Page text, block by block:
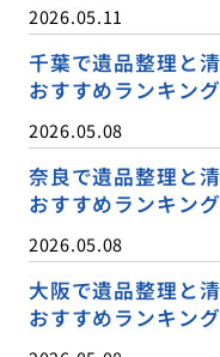
2026.05.11
千葉で遺品整理と
おすすめランキン
2026.05.08
奈良で遺品整理と
おすすめランキン
2026.05.08
大阪で遺品整理と
おすすめランキン